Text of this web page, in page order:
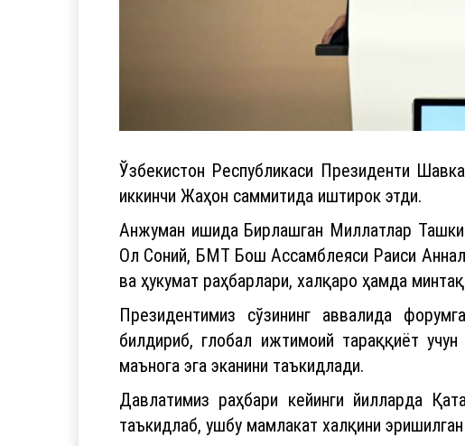
Ўзбекистон Республикаси Президенти
иккинчи Жаҳон саммитида иштирок этди.
Анжуман ишида Бирлашган Миллатлар
Ол Соний, БМТ Бош Ассамблеяси Раиси
ва ҳукумат раҳбарлари, халқаро ҳамда
Президентимиз сўзининг аввалида
билдириб, глобал ижтимоий тараққиёт
маънога эга эканини таъкидлади.
Давлатимиз раҳбари кейинги йилларда
таъкидлаб, ушбу мамлакат халқини